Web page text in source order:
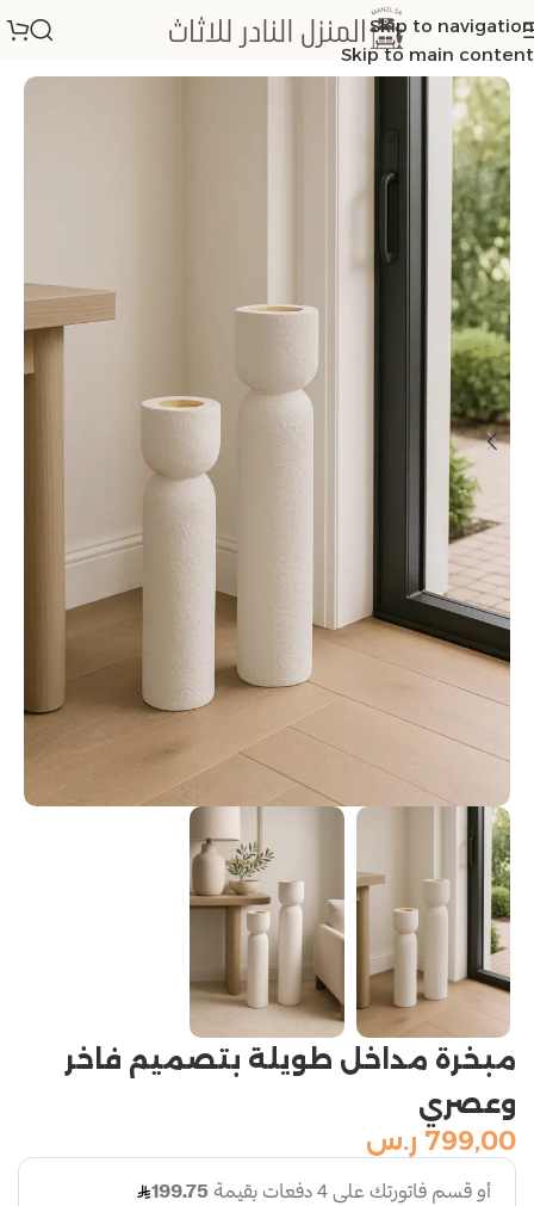
Skip to navigation
Skip to main content
الرئيسية/مباخر
مبخرة مداخل طويلة بتصميم فاخر
وعصري
799,00 ر.س